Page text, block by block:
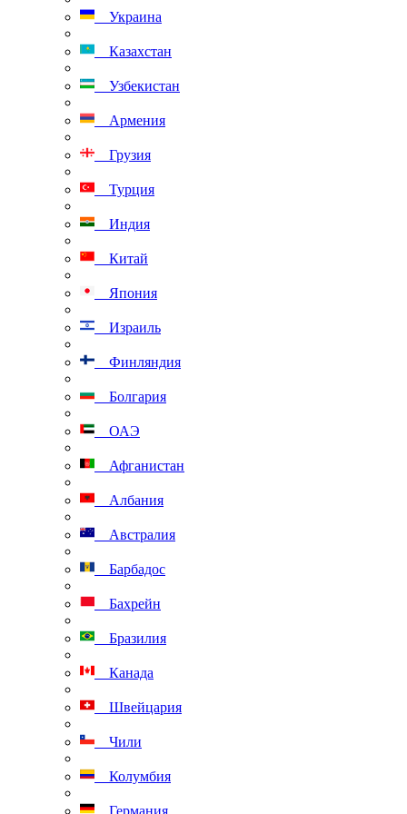
Украина
Казахстан
Узбекистан
Армения
Грузия
Турция
Индия
Китай
Япония
Израиль
Финляндия
Болгария
ОАЭ
Афганистан
Албания
Австралия
Барбадос
Бахрейн
Бразилия
Канада
Швейцария
Чили
Колумбия
Германия